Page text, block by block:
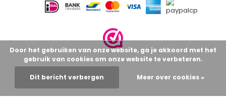
Door het gebruiken van onze website, ga je akkoord met het
gebruik van cookies om onze website te verbeteren.
Dit bericht verbergen Meer over cookies »